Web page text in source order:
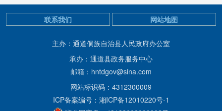
主办：通道侗族自治县人民政府办公室
承办：通道县政务服务中心
邮箱：hntdgov@sina.com
网站标识码：4312300009
ICP备案编号：湘ICP备12010220号-1
联系我们 网站地图